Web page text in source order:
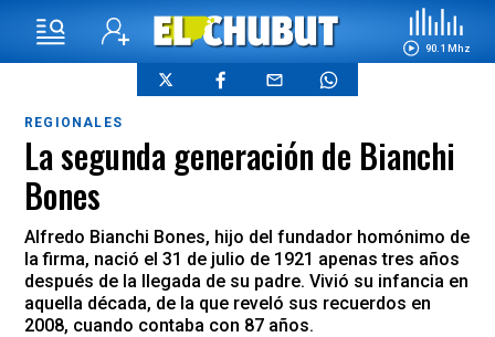
90.1 Mhz
REGIONALES
La segunda generación de Bianchi
Bones
Alfredo Bianchi Bones, hijo del fundador homónimo de
la firma, nació el 31 de julio de 1921 apenas tres años
después de la llegada de su padre. Vivió su infancia en
aquella década, de la que reveló sus recuerdos en
2008, cuando contaba con 87 años.